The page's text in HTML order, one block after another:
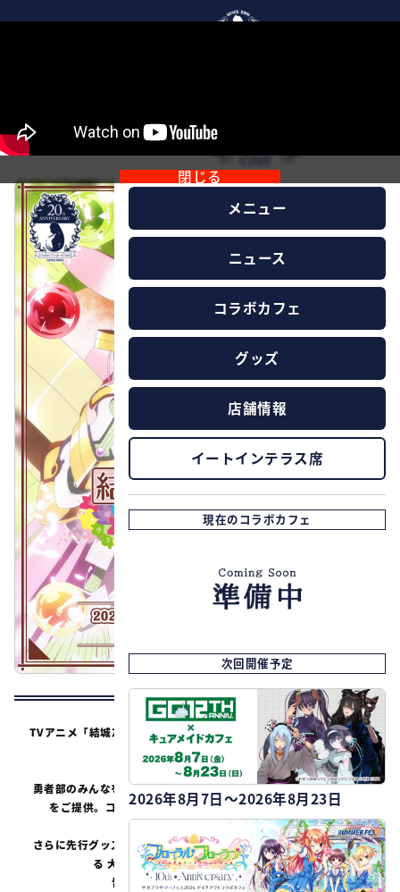
メニュー
ニュース
コラボカフェ
グッズ
店舗情報
イートインテラス席
現在のコラボカフェ
次回開催予定
2026年8月7日～2026年8月23日
閉じる
2021.12.16
TVアニメ「結城友奈は勇者である 大満開の章」のコラボカフェが開
催決定！
勇者部のみんなをイメージしたコラボドリンクやフード、スイーツ
をご提供。コラボメニューご注文で限定特典もプレゼント！
さらに先行グッズ販売や場面写真の展示など「結城友奈は勇者であ
る 大満開の章」の世界観に浸れる店内に。
皆様のご来店お待ちしております。